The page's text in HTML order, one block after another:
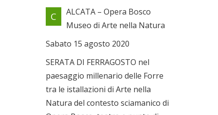
Nel paesaggio millenario delle
Forre tra le istallazioni di Arte
nella Natura del contesto
sciamanico
Il 15/08/2020
C
ALCATA – Opera Bosco
Museo di Arte nella Natura
Sabato 15 agosto 2020
SERATA DI FERRAGOSTO nel
paesaggio millenario delle Forre
tra le istallazioni di Arte nella
Natura del contesto sciamanico di